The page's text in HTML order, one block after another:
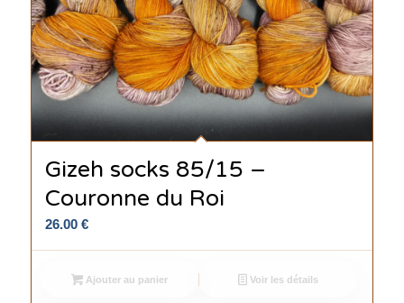
Gizeh socks 85/15 –
Couronne du Roi
26.00 €
Ajouter au panier Voir les détails